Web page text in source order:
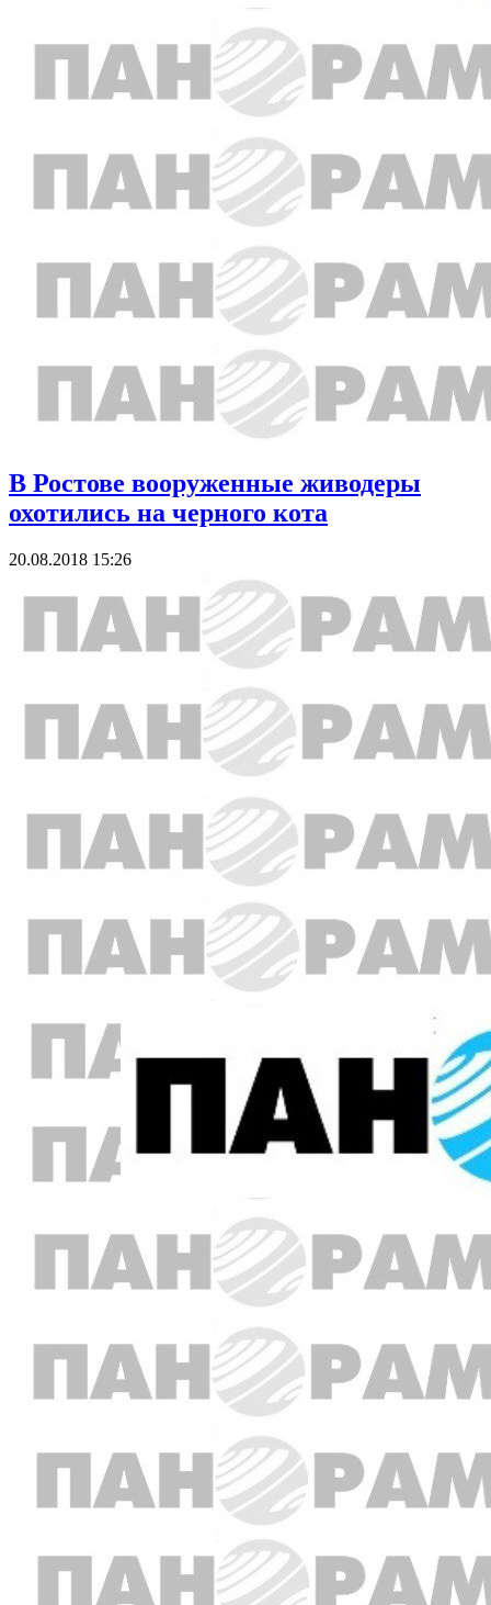
В Ростове вооруженные живодеры
охотились на черного кота
20.08.2018 15:26